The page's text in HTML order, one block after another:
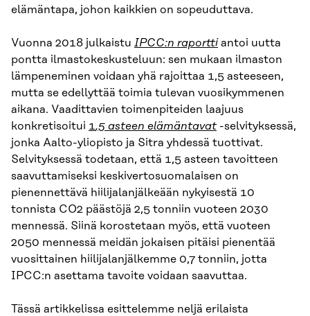
elämäntapa, johon kaikkien on sopeuduttava.
Vuonna 2018 julkaistu IPCC:n raporttiantoi uutta
pontta ilmastokeskusteluun: sen mukaan ilmaston
lämpeneminen voidaan yhä rajoittaa 1,5 asteeseen,
mutta se edellyttää toimia tulevan vuosikymmenen
aikana. Vaadittavien toimenpiteiden laajuus
konkretisoitui 1,5 asteen elämäntavat-selvityksessä,
jonka Aalto-yliopisto ja Sitra yhdessä tuottivat.
Selvityksessä todetaan, että 1,5 asteen tavoitteen
saavuttamiseksi keskivertosuomalaisen on
pienennettävä hiilijalanjälkeään nykyisestä 10
tonnista CO2 päästöjä 2,5 tonniin vuoteen 2030
mennessä. Siinä korostetaan myös, että vuoteen
2050 mennessä meidän jokaisen pitäisi pienentää
vuosittainen hiilijalanjälkemme 0,7 tonniin, jotta
IPCC:n asettama tavoite voidaan saavuttaa.
Tässä artikkelissa esittelemme neljä erilaista